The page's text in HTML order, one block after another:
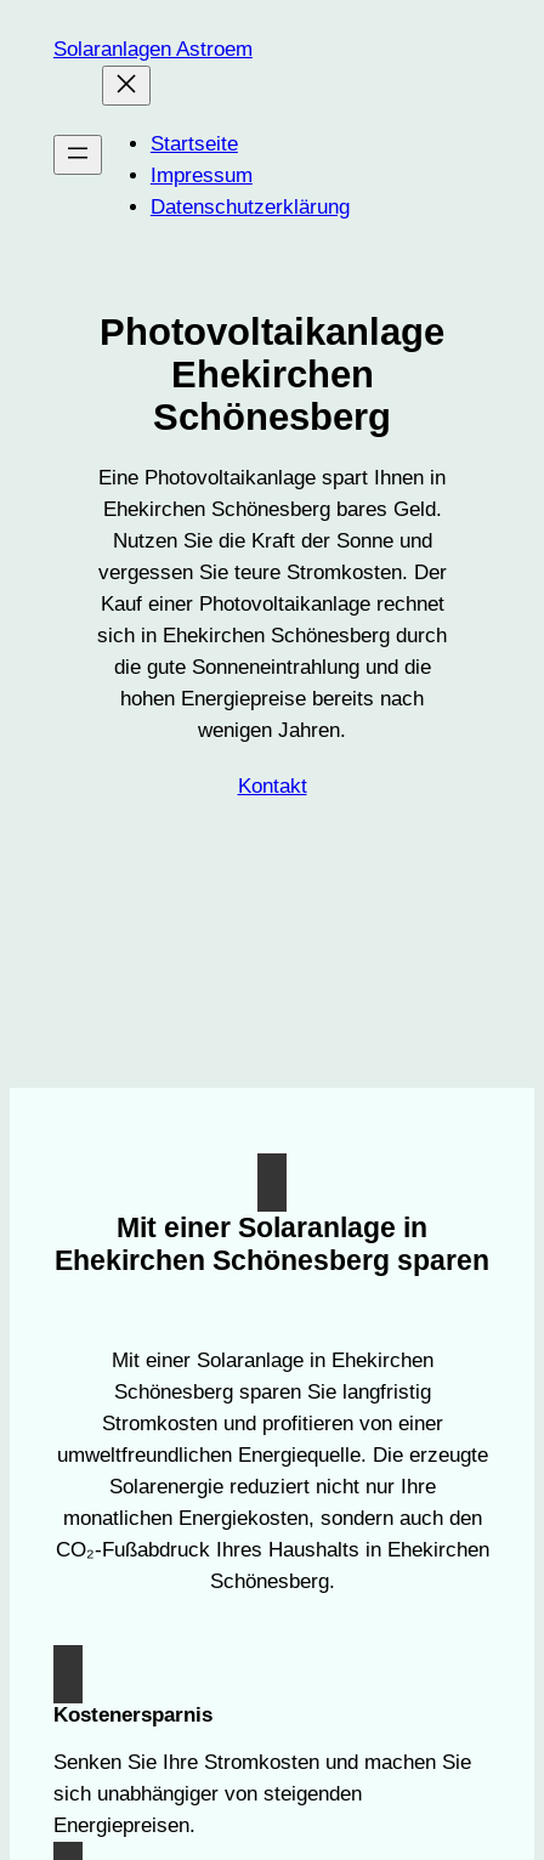
InhaltSolaranlagen Astroem
Startseite
Impressum
Datenschutzerklärung
Photovoltaikanlage
Ehekirchen
Schönesberg
Eine Photovoltaikanlage spart Ihnen in
Ehekirchen Schönesberg bares Geld.
Nutzen Sie die Kraft der Sonne und
vergessen Sie teure Stromkosten. Der
Kauf einer Photovoltaikanlage rechnet
sich in Ehekirchen Schönesberg durch
die gute Sonneneintrahlung und die
hohen Energiepreise bereits nach
wenigen Jahren.
Kontakt
Mit einer Solaranlage in
Ehekirchen Schönesberg sparen
Mit einer Solaranlage in Ehekirchen
Schönesberg sparen Sie langfristig
Stromkosten und profitieren von einer
umweltfreundlichen Energiequelle. Die erzeugte
Solarenergie reduziert nicht nur Ihre
monatlichen Energiekosten, sondern auch den
CO₂-Fußabdruck Ihres Haushalts in Ehekirchen
Schönesberg.
Kostenersparnis
Senken Sie Ihre Stromkosten und machen Sie
sich unabhängiger von steigenden
Energiepreisen.